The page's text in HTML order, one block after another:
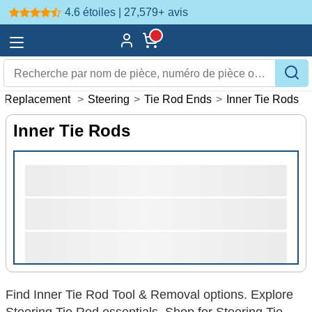
4.6 étoiles | 27,579+ avis
Replacement > Steering > Tie Rod Ends > Inner Tie Rods
Inner Tie Rods
Find Inner Tie Rod Tool & Removal options. Explore